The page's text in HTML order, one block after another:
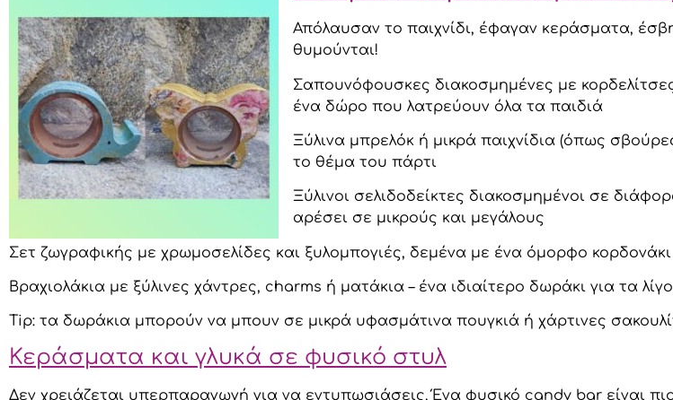
Απόλαυσαν το παιχνίδι, έφαγαν κεράσματα,
θυμούνται!
Σαπουνόφουσκες διακοσμημένες με
ένα δώρο που λατρεύουν όλα τα παιδιά
Ξύλινα μπρελόκ ή μικρά παιχνίδια (όπως
το θέμα του πάρτι
Ξύλινοι σελιδοδείκτες διακοσμημένοι σε
αρέσει σε μικρούς και μεγάλους
Σετ ζωγραφικής με χρωμοσελίδες και ξυλομπογιές, δεμένα με ένα όμορφο κορδονάκι
Βραχιολάκια με ξύλινες χάντρες, charms ή ματάκια – ένα ιδιαίτερο δωράκι για τα
Tip: τα δωράκια μπορούν να μπουν σε μικρά υφασμάτινα πουγκιά ή χάρτινες
Κεράσματα και γλυκά σε φυσικό στυλ
Δεν χρειάζεται υπερπαραγωγή για να εντυπωσιάσεις. Ένα φυσικό candy bar είναι